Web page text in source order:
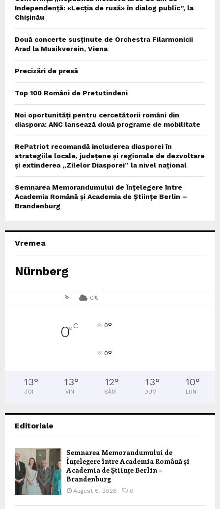
Independență: «Lecția de rusă» în dialog public”, la
Chișinău
Două concerte susținute de Orchestra Filarmonicii
Arad la Musikverein, Viena
Precizări de presă
Top 100 Români de Pretutindeni
Noi oportunități pentru cercetătorii români din
diaspora: ANC lansează două programe de mobilitate
RePatriot recomandă includerea diasporei în
strategiile locale, județene și regionale de dezvoltare
și extinderea „Zilelor Diasporei” la nivel național
Semnarea Memorandumului de Înțelegere între
Academia Română și Academia de Științe Berlin –
Brandenburg
Vremea
Nürnberg
% 0%
0°C 0°
0°
13°
JOI
13°
VIN
12°
SÂM
13°
DUM
10°
LUN
Editoriale
Semnarea Memorandumului de
Înțelegere între Academia Română și
Academia de Științe Berlin –
Brandenburg
August 6, 2026 0